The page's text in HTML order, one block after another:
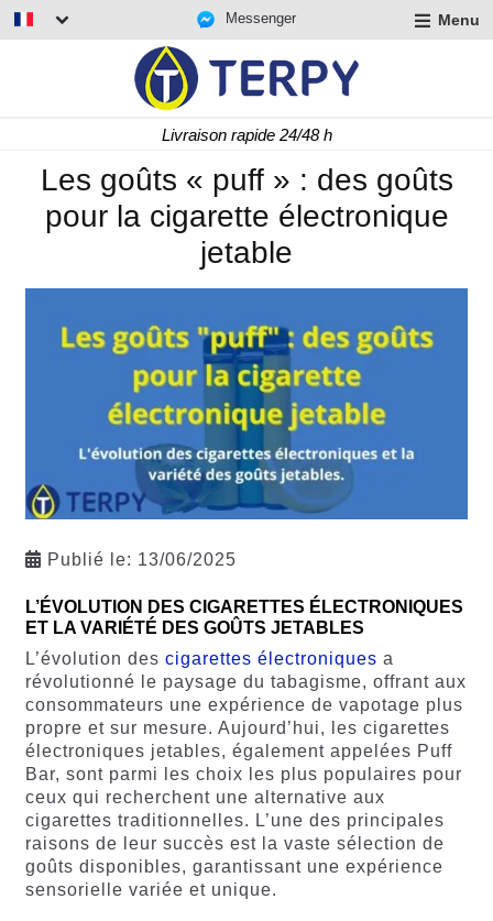
Messenger Menu
Livraison rapide 24/48 h
Les goûts « puff » : des goûts
pour la cigarette électronique
jetable
Publié le: 13/06/2025
L’ÉVOLUTION DES CIGARETTES ÉLECTRONIQUES
ET LA VARIÉTÉ DES GOÛTS JETABLES
L’évolution des cigarettes électroniques a
révolutionné le paysage du tabagisme, offrant aux
consommateurs une expérience de vapotage plus
propre et sur mesure. Aujourd’hui, les cigarettes
électroniques jetables, également appelées Puff
Bar, sont parmi les choix les plus populaires pour
ceux qui recherchent une alternative aux
cigarettes traditionnelles. L’une des principales
raisons de leur succès est la vaste sélection de
goûts disponibles, garantissant une expérience
sensorielle variée et unique.